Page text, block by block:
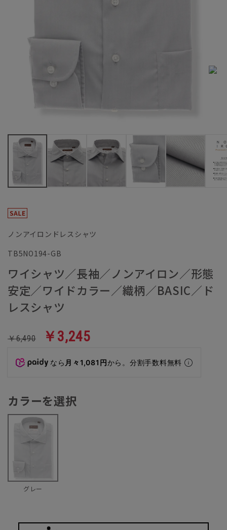
ノンアイロンドレスシャツ
TB5NO194-GB
ワイシャツ／長袖／ノンアイロン／形態
安定／ワイドカラー／織柄／BASIC／ド
レスシャツ
￥6,490 ￥3,245
なら 月々1,081円から。分割手数料無料
カラーを選択
グレー